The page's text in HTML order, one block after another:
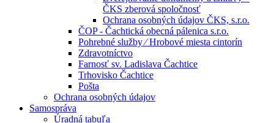
ČKS zberová spoločnosť
Ochrana osobných údajov ČKS, s.r.o.
ČOP - Čachtická obecná pálenica s.r.o.
Pohrebné služby ⁄ Hrobové miesta cintorín
Zdravotníctvo
Farnosť sv. Ladislava Čachtice
Trhovisko Čachtice
Pošta
Ochrana osobných údajov
Samospráva
Úradná tabuľa